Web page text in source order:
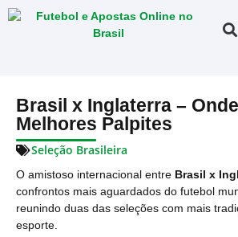
Brasil x Inglaterra –
Melhores Palpites
Seleção Brasileira
O amistoso internacional entre Brasil x
confrontos mais aguardados do futebol
reunindo duas das seleções com mais
esporte.